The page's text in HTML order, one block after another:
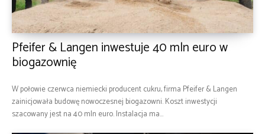
Pfeifer & Langen inwestuje 40 mln euro w
biogazownię
W połowie czerwca niemiecki producent cukru, firma Pfeifer & Langen
zainicjowała budowę nowoczesnej biogazowni. Koszt inwestycji
szacowany jest na 40 mln euro. Instalacja ma...